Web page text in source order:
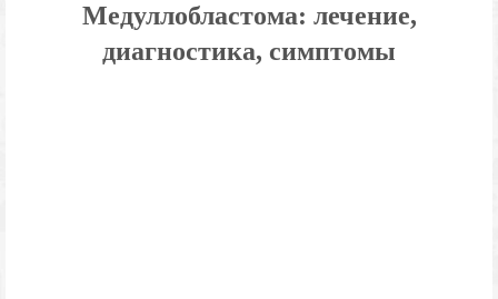
Медуллобластома: лечение,
диагностика, симптомы